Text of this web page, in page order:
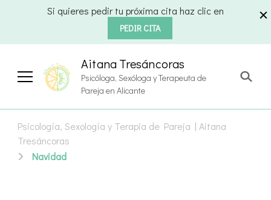
Si quieres pedir tu próxima cita haz clic en
PEDIR CITA
Aitana Tresáncoras
Psicóloga, Sexóloga y Terapeuta de
Pareja en Alicante
Psicología, Sexología y Terapia de Pareja | Aitana
Tresáncoras
Navidad